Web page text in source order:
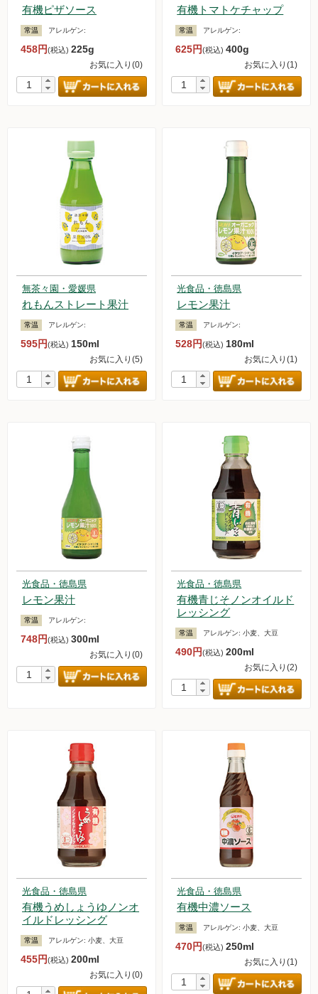
有機ピザソース
常温 アレルゲン:
458円(税込) 225g
お気に入り(0)
有機トマトケチャップ
常温 アレルゲン:
625円(税込)400g
お気に入り(1)
無茶々園・愛媛県
れもんストレート果汁
常温 アレルゲン:
595円(税込) 150ml
お気に入り(5)
光食品・徳島県
レモン果汁
常温 アレルゲン:
528円(税込) 180ml
お気に入り(1)
光食品・徳島県
レモン果汁
常温 アレルゲン:
748円(税込) 300ml
お気に入り(0)
光食品・徳島県
有機青じそノンオイルド
レッシング
常温 アレルゲン:小麦、大豆
490円(税込)200ml
お気に入り(2)
光食品・徳島県
有機うめしょうゆノンオ
イルドレッシング
常温 アレルゲン: 小麦、大豆
455円(税込) 200ml
お気に入り(0)
光食品・徳島県
有機中濃ソース
常温 アレルゲン:小麦、大豆
470円(税込)250ml
お気に入り(1)